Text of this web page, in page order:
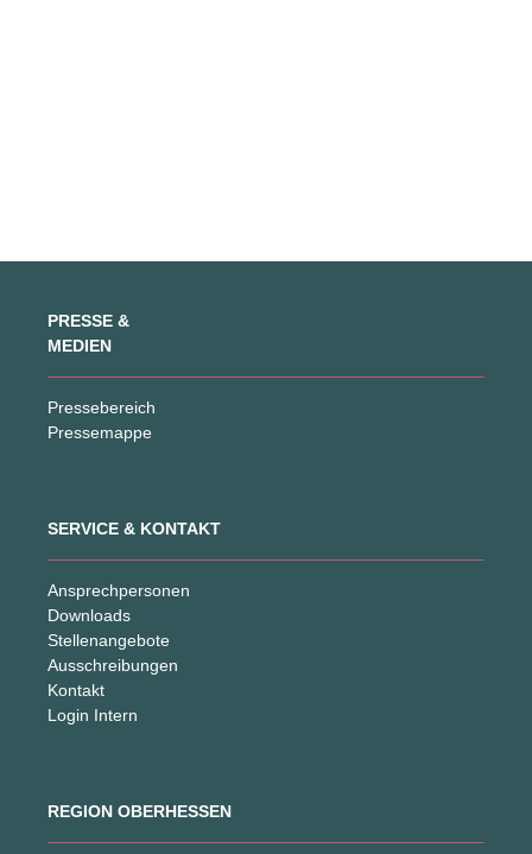
PRESSE &
MEDIEN
Pressebereich
Pressemappe
SERVICE & KONTAKT
Ansprechpersonen
Downloads
Stellenangebote
Ausschreibungen
Kontakt
Login Intern
REGION OBERHESSEN